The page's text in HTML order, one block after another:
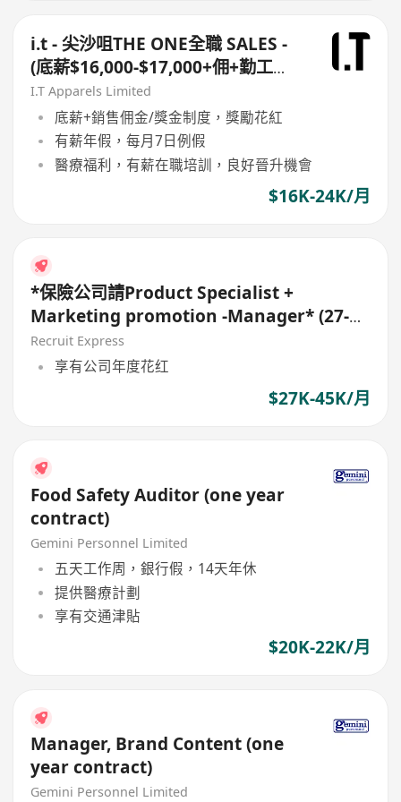
i.t - 尖沙咀THE ONE全職 SALES -
(底薪$16,000-$17,000+佣+勤工
$500 ) +每月7日例假
I.T Apparels Limited
底薪+銷售佣金/獎金制度，獎勵花紅
有薪年假，每月7日例假
醫療福利，有薪在職培訓，良好晉升機會
$16K-24K/月
*保險公司請Product Specialist +
Marketing promotion -Manager* (27-
45K)
Recruit Express
享有公司年度花红
$27K-45K/月
Food Safety Auditor (one year
contract)
Gemini Personnel Limited
五天工作周，銀行假，14天年休
提供醫療計劃
享有交通津貼
$20K-22K/月
Manager, Brand Content (one
year contract)
Gemini Personnel Limited